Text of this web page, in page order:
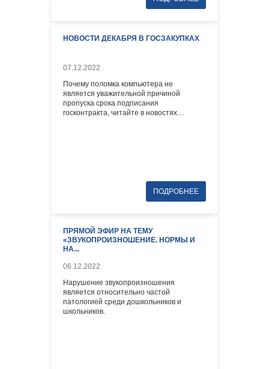
НОВОСТИ ДЕКАБРЯ В ГОСЗАКУПКАХ
07.12.2022
Почему поломка компьютера не
является уважительной причиной
пропуска срока подписания
госконтракта, читайте в новостях…
ПРЯМОЙ ЭФИР НА ТЕМУ
«ЗВУКОПРОИЗНОШЕНИЕ. НОРМЫ И
НА...
06.12.2022
Нарушение звукопроизношения
является относительно частой
патологией среди дошкольников и
школьников.